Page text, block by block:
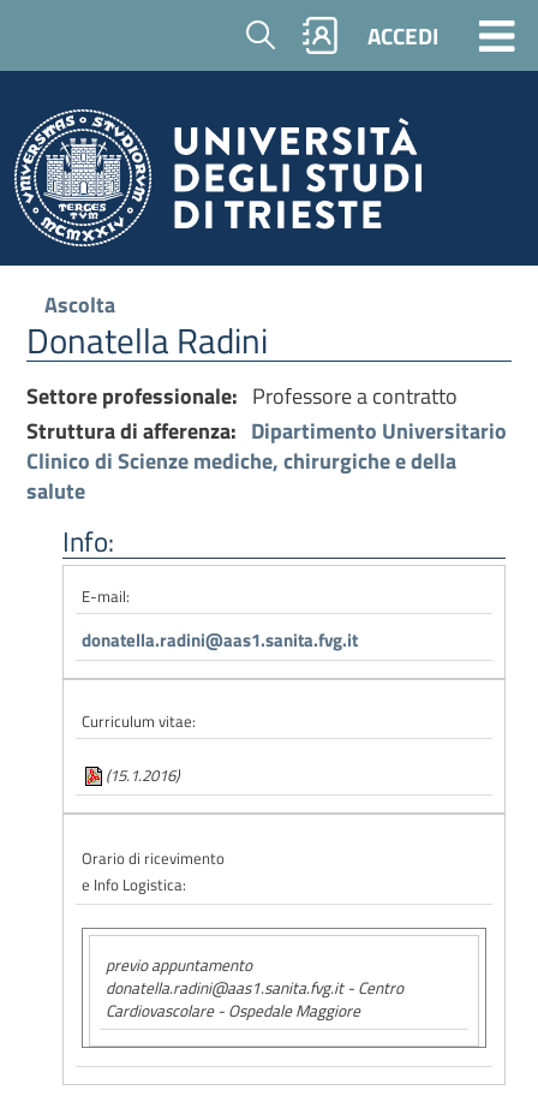
Cerca ACCEDI
Ascolta
Donatella Radini
Settore professionale: Professore a contratto
Struttura di afferenza: Dipartimento Universitario
Clinico di Scienze mediche, chirurgiche e della
salute
Info:
E-mail:
donatella.radini@aas1.sanita.fvg.it
Curriculum vitae:
(15.1.2016)
Orario di ricevimento
e Info Logistica:
previo appuntamento
donatella.radini@aas1.sanita.fvg.it - Centro
Cardiovascolare - Ospedale Maggiore